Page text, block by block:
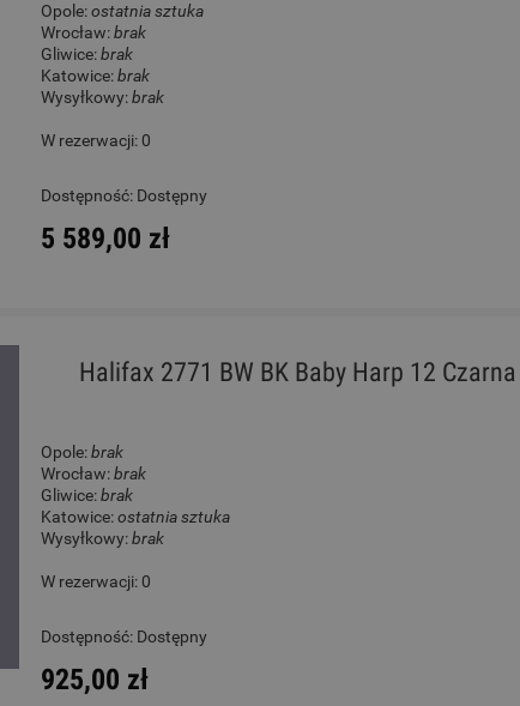
Ukulele - Cordoba 15CM E
Opole:ostatnia sztuka
Wrocław:brak
Gliwice:brak
Katowice:brak
Wysyłkowy:brak
W rezerwacji: 0
Dostępność: Dostępny
5 589,00 zł
Halifax 2771 BW BK Baby Harp 12
Opole:brak
Wrocław:brak
Gliwice:brak
Katowice:ostatnia sztuka
Wysyłkowy:brak
W rezerwacji: 0
Dostępność: Dostępny
925,00 zł